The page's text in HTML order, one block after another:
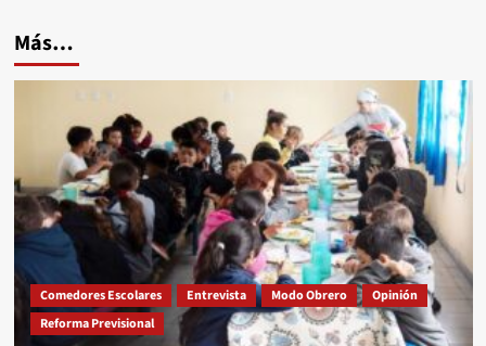
Más…
Comedores Escolares Entrevista Modo Obrero
Opinión
Reforma Previsional